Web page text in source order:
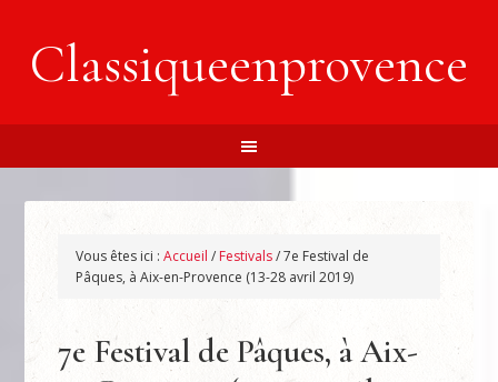
Classiqueenprovence
Vous êtes ici :Accueil / Festivals/7e Festival de
Pâques, à Aix-en-Provence (13-28 avril 2019)
7e Festival de Pâques, à Aix-